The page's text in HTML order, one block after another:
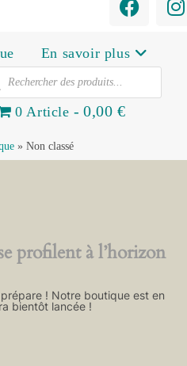
En savoir plus
0 Article 0,00 €
» Non classé
profilent à l’horizon
! Notre boutique est en
bientôt lancée !